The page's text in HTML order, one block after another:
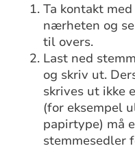
Ta kontakt
nærheten og
til overs.
Last ned
og skriv ut.
skrives ut ikke
(for eksempel
papirtype) må
stemmesedler